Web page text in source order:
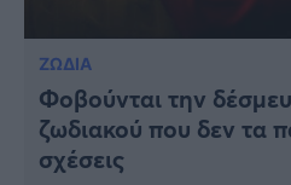
ΖΩΔΙΑ
Φοβούνται την
ζωδιακού που δεν τα
σχέσεις